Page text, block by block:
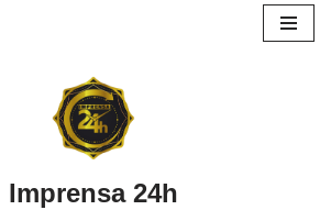
Imprensa 24h